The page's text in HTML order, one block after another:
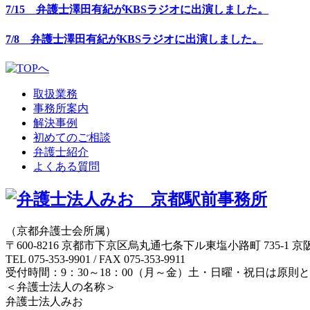
7/15 弁護士澤田有紀がKBSラジオに出演しました。
7/8 弁護士澤田有紀がKBSラジオに出演しました。
取扱業務
事務所案内
解決事例
初めてのご相談
弁護士紹介
よくある質問
（京都弁護士会所属）
〒600-8216 京都市下京区烏丸通七条下ル東塩小路町 735-1 京
TEL 075-353-9901 / FAX 075-353-9911
受付時間：9：30～18：00（月～金）土・日曜・祝日は原則
＜弁護士法人の名称＞
弁護士法人みお